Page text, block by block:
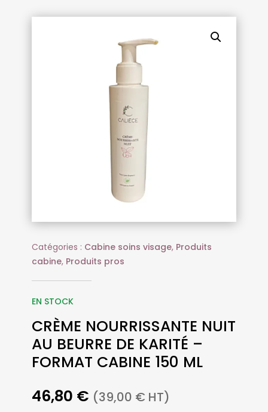
Catégories : Cabine soins visage, Produits
cabine, Produits pros
EN STOCK
CRÈME NOURRISSANTE NUIT
AU BEURRE DE KARITÉ –
FORMAT CABINE 150 ML
46,80 € (39,00 € HT)